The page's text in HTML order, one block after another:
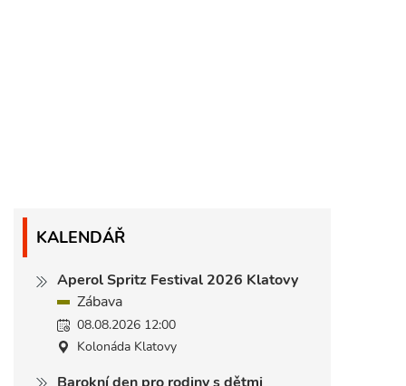
KALENDÁŘ
Aperol Spritz Festival 2026 Klatovy
Zábava
08.08.2026 12:00
Kolonáda Klatovy